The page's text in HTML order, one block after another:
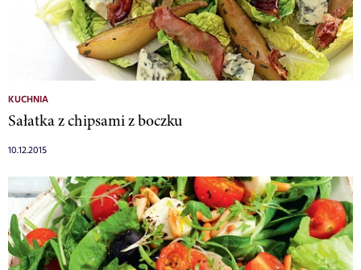
KUCHNIA
Sałatka z chipsami z boczku
10.12.2015